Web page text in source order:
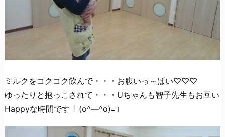
ミルクをコクコク飲んで・・・お腹いっ～ぱい♡♡♡
ゆったりと抱っこされて・・・Uちゃんも智子先生もお互い
Happyな時間です
(o^―^o)ﾆｺ